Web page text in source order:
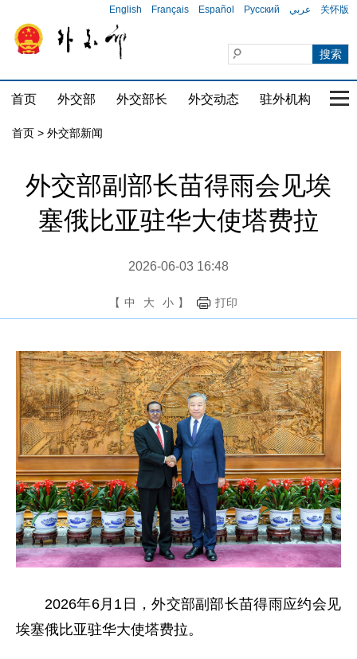
English Français Español Русский عربي 关怀版
首页 外交部 外交部长 外交动态 驻外机构 国
首页 > 外交部新闻
外交部副部长苗得雨会见埃
塞俄比亚驻华大使塔费拉
2026-06-03 16:48
【 中 大 小 】 打印
2026年6月1日，外交部副部长苗得雨应约会见
埃塞俄比亚驻华大使塔费拉。